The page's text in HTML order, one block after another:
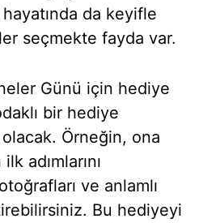
da keyifle
seçmekte fayda var.
Günü için hediye
bir hediye
Örneğin, ona
adımlarını
ve anlamlı
Bu hediyeyi